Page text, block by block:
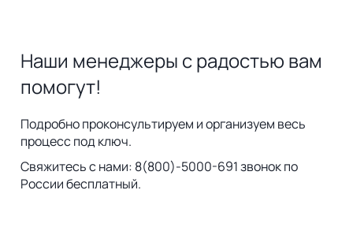
Наши менеджеры с радостью вам
помогут!
Подробно проконсультируем и организуем весь
процесс под ключ.
Свяжитесь с нами: 8(800)-5000-691 звонок по
России бесплатный.